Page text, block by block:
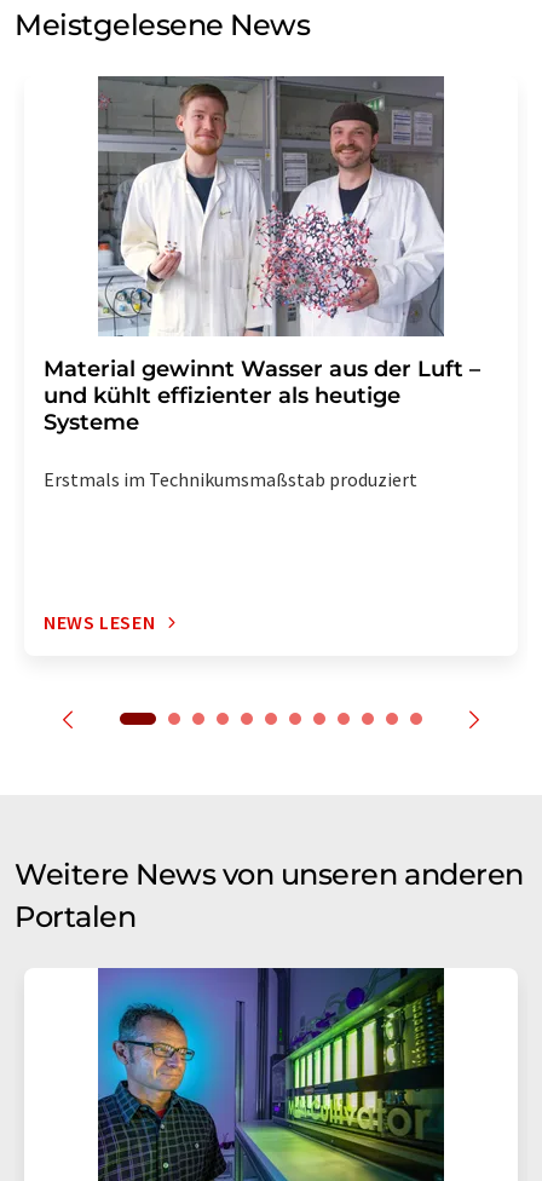
Meinungsforschung per E-Mail kontaktieren. Ihre
Einwilligung können Sie jederzeit ohne Angabe von
Str. 2, 12489 Berlin oder per E-Mail unter
widerruf@lumitos.commit Wirkung für die Zukunft
widerrufen. Zudem ist in jeder E-Mail ein Link zur
Abbestellung des entsprechenden Newsletters
enthalten.
Meistgelesene News
Material gewinnt Wasser aus der Luft –
und kühlt effizienter als heutige
Systeme
Erstmals im Technikumsmaßstab produziert
NEWS LESEN
Weitere News von unseren anderen
Portalen